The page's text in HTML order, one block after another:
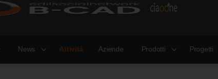
News Attività Aziende Prodotti Progetti